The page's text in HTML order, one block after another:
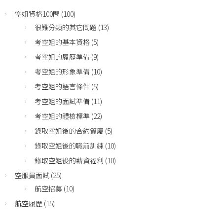
空姐資格100問 (100)
很難分類的其它問題 (13)
考空姐的基本資格 (5)
考空姐的履歷準備 (9)
考空姐的形象準備 (10)
考空姐的語言條件 (5)
考空姐的面試準備 (11)
考空姐的體檢標準 (22)
錄取空姐後的合約簽屬 (5)
錄取空姐後的職前訓練 (10)
錄取空姐後的薪資福利 (10)
空服員面試 (25)
航空招募 (10)
航空履歷 (15)